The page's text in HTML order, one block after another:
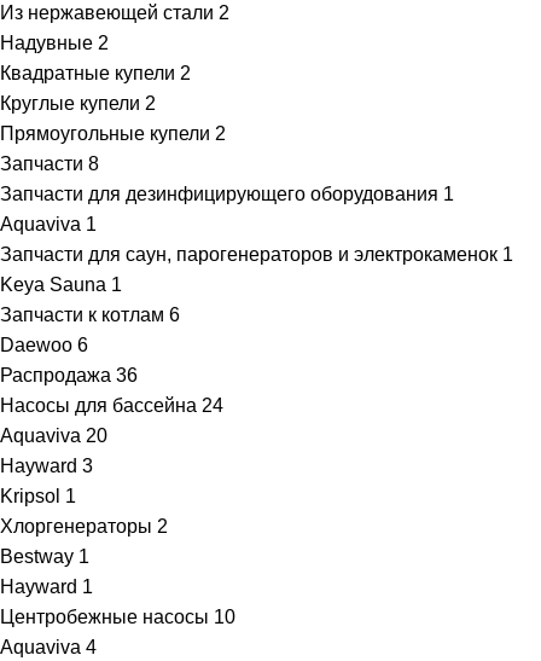
Из нержавеющей стали 2
Надувные 2
Квадратные купели 2
Круглые купели 2
Прямоугольные купели 2
Запчасти 8
Запчасти для дезинфицирующего оборудования 1
Aquaviva 1
Запчасти для саун, парогенераторов и электрокаменок 1
Keya Sauna 1
Запчасти к котлам 6
Daewoo 6
Распродажа 36
Насосы для бассейна 24
Aquaviva 20
Hayward 3
Kripsol 1
Хлоргенераторы 2
Bestway 1
Hayward 1
Центробежные насосы 10
Aquaviva 4